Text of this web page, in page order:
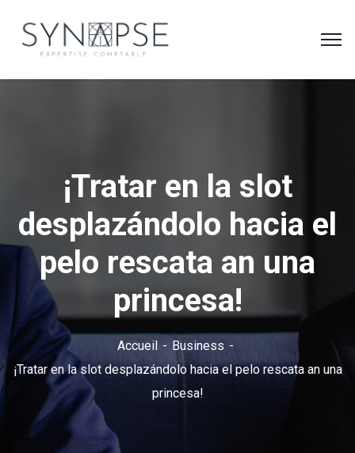
¡Tratar en la slot
desplazándolo hacia el
pelo rescata an una
princesa!
Accueil
Business
¡Tratar en la slot desplazándolo hacia el pelo rescata an una
princesa!